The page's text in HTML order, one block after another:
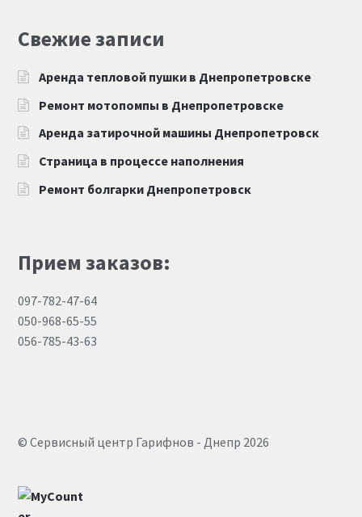
Свежие записи
Аренда тепловой пушки в Днепропетровске
Ремонт мотопомпы в Днепропетровске
Аренда затирочной машины Днепропетровск
Страница в процессе наполнения
Ремонт болгарки Днепропетровск
Прием заказов:
097-782-47-64
050-968-65-55
056-785-43-63
© Сервисный центр Гарифнов - Днепр 2026